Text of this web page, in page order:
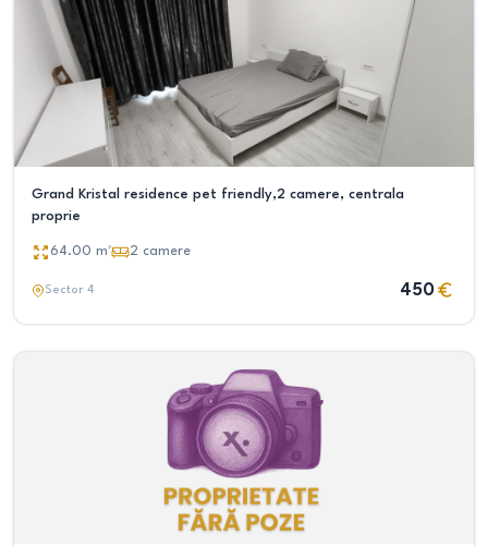
Grand Kristal residence pet friendly,2 camere, centrala
proprie
64.00 m² 2 camere
Sector 4 450